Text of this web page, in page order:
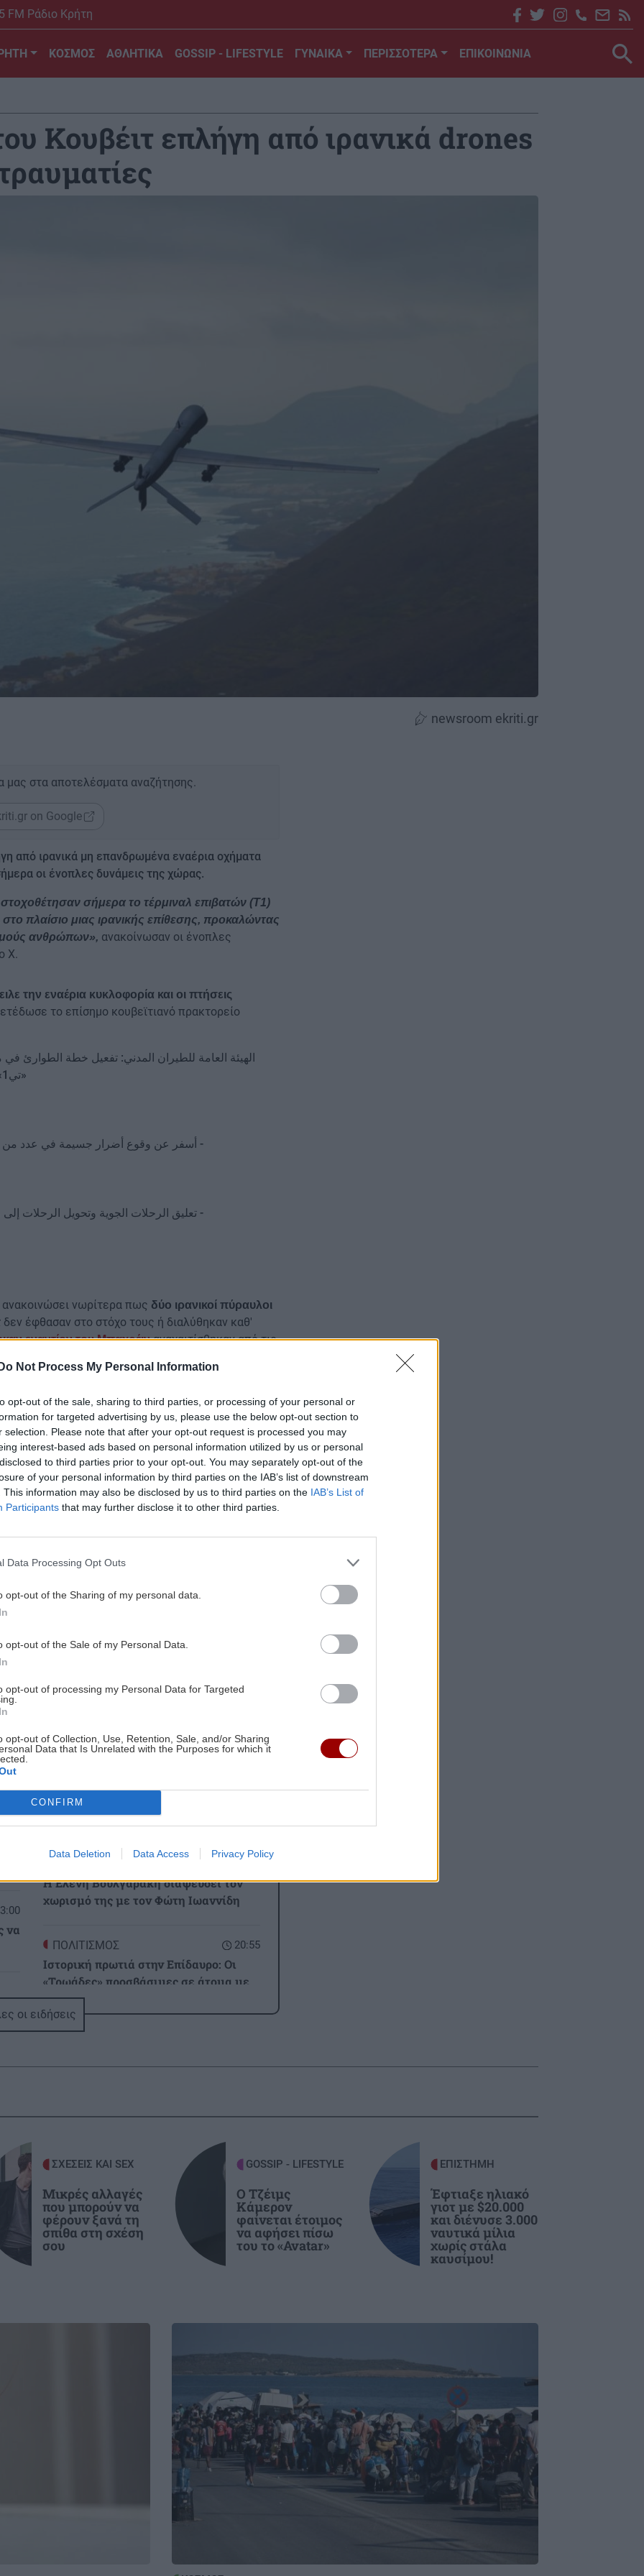
Do Not Process My Personal Information
opt-out of the sale, sharing to third parties, or processing of your personal or
for targeted advertising by us, please use the below opt-out section to
selection. Please note that after your opt-out request is processed you may
interest-based ads based on personal information utilized by us or personal
to third parties prior to your opt-out. You may separately opt-out of the
of your personal information by third parties on the IAB’s list of downstream
This information may also be disclosed by us to third parties on the IAB’s List of
Participants that may further disclose it to other third parties.
Data Processing Opt Outs
opt-out of the Sharing of my personal data.
opt-out of the Sale of my Personal Data.
opt-out of processing my Personal Data for Targeted
opt-out of Collection, Use, Retention, Sale, and/or Sharing
Data that Is Unrelated with the Purposes for which it
CONFIRM
Data Deletion Data Access Privacy Policy
FM Ράδιο Κρήτη
ΚΟΣΜΟΣ ΑΘΛΗΤΙΚΑ GOSSIP - LIFESTYLE ΓΥΝΑΙΚΑ ΠΕΡΙΣΣΟΤΕΡΑ ΕΠΙΚΟΙΝΩΝΙΑ
Κουβέιτ επλήγη από ιρανικά drones
newsroom ekriti.gr
μας στα αποτελέσματα αναζήτησης.
on Google
από ιρανικά μη επανδρωμένα εναέρια οχήματα
οι ένοπλες δυνάμεις της χώρας.
σήμερα το τέρμιναλ επιβατών (T1)
πλαίσιο μιας ιρανικής επίθεσης, προκαλώντας
ανθρώπων», ανακοίνωσαν οι ένοπλες
X.
την εναέρια κυκλοφορία και οι πτήσεις
το επίσημο κουβεϊτιανό πρακτορείο
الهيئة العامة للطيران المدني: تفعيل خطة الطوارئ
«تي1» بطائرات مسيرة وصواريخ من العدوان الإيراني
- أسفر عن وقوع أضرار جسيمة في عدد من
- تعليق الرحلات الجوية وتحويل الرحلات
ανακοινώσει νωρίτερα πως δύο ιρανικοί πύραυλοι
δεν έφθασαν στο στόχο τους ή διαλύθηκαν καθ'
εναντίον του Μπαχρέιναναχαιτίσθηκαν από τις
πως το Ιράν εκτόξευσε βαλλιστικούς
όμως κανένας τους δεν έπληξε στόχους.
πλήγματα στο νησί Κεσμ ως απάντηση σε
ιρανικούς βαλλιστικούς πυραύλους και μη
πλήγματα σε τάνκερ και στο νησί Κεσμ
να ανοίξει την έξοδο κινδύνου
Newsκαι μάθετε πρώτοι όλες τις ειδήσεις για
να
22:11
21:14
ΟΜΟΡΦΙΑ
πέλματα βελούδινα (χωρίς ξύστρες και
πόνο)
Η Ελένη Βουλγαράκη διαψεύδει τον
χωρισμό της με τον Φώτη Ιωαννίδη
20:55
ΠΟΛΙΤΙΣΜΟΣ
Ιστορική πρωτιά στην Επίδαυρο: Οι
«Τρωάδες» προσβάσιμες σε άτομα με
αισθητηριακές αναπηρίες
3,3 εκατ. ευρώ για το στεγαστικό
«Στέρεψε» η αγορά από πινακίδες
κυκλοφορίας: Χιλιάδες αυτοκίνητα
παραμένουν αταξινόμητα
20:39
ΚΡΗΤΗ
της Ιταλίας στον απόηχο της επιβολής
των συνοριακών ελέγχων
20:24
Με τη MINOAN LINES, το ταξίδι έχει
γεύση — και τιμές που εκπλήσσουν
αποκατάστασης των οικοσυστημάτων
οι ειδήσεις
ΣΧΕΣΕΙΣ ΚΑΙ SEX
Μικρές αλλαγές
που μπορούν να
φέρουν ξανά τη
σπίθα στη σχέση
σου
GOSSIP - LIFESTYLE
Ο Τζέιμς
Κάμερον
φαίνεται έτοιμος
να αφήσει πίσω
του το «Avatar»
ΕΠΙΣΤΗΜΗ
Έφτιαξε ηλιακό
γιοτ με $20.000
και διένυσε 3.000
ναυτικά μίλια
χωρίς στάλα
καυσίμου!